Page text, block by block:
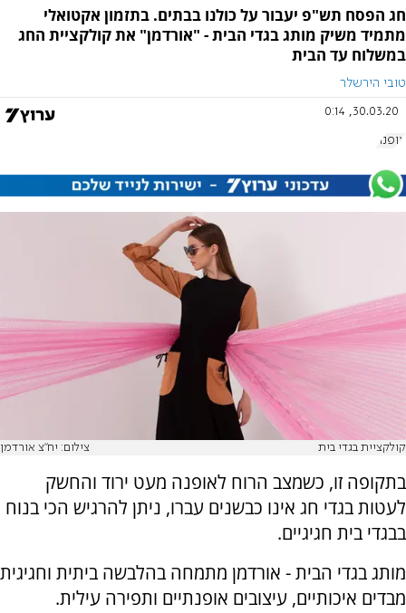
חג הפסח תש"פ יעבור על כולנו בבתים. בתזמון אקטואלי
מתמיד משיק מותג בגדי הבית - "אורדמן" את קולקציית החג
במשלוח עד הבית
טובי הירשלר
30.03.20, 0:14
אופנה
קולקציית בגדי בית צילום: יח"צ אורדמן
בתקופה זו, כשמצב הרוח לאופנה מעט ירוד והחשק
לעטות בגדי חג אינו כבשנים עברו, ניתן להרגיש הכי בנוח
בבגדי בית חגיגיים.
מותג בגדי הבית - אורדמן מתמחה בהלבשה ביתית וחגיגית
מבדים איכותיים, עיצובים אופנתיים ותפירה עילית.